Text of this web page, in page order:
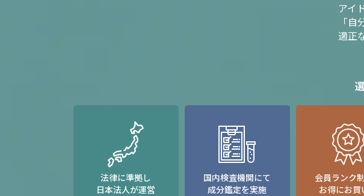
アイ
「
適正
法律に準拠し
日本法人が運営
国内検査機関にて
成分鑑定を実施
会員ランク
お得にお買